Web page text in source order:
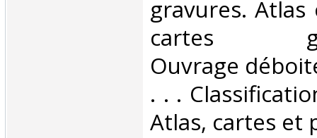
gravures.
cartes
Ouvrage
. . .
Atlas, cartes et